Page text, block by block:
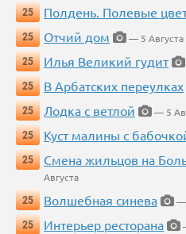
25
Полдень. Полевые
25
Отчий дом
— 5 Августа
25
Илья Великий гудит
25
В Арбатских переулках
25
Лодка с ветлой
— 5
25
Куст малины с
25
Смена жильцов на
Августа
25
Волшебная синева
—
25
Интерьер ресторана